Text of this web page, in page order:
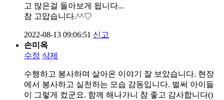
고 많은걸 돌아보게 됩니다...
참 고맙습니다.^^♡
2022-08-13 09:06:51 신고
손미옥
수정 삭제
수행하고 봉사하며 살아온 이야기 잘 보았습니다. 현장
에서 봉사하고 실천하는 모습 감동입니다. 벌써 아이들
이 그렇게 컸군요. 함께 해나가니 참 좋고 감사합니다()